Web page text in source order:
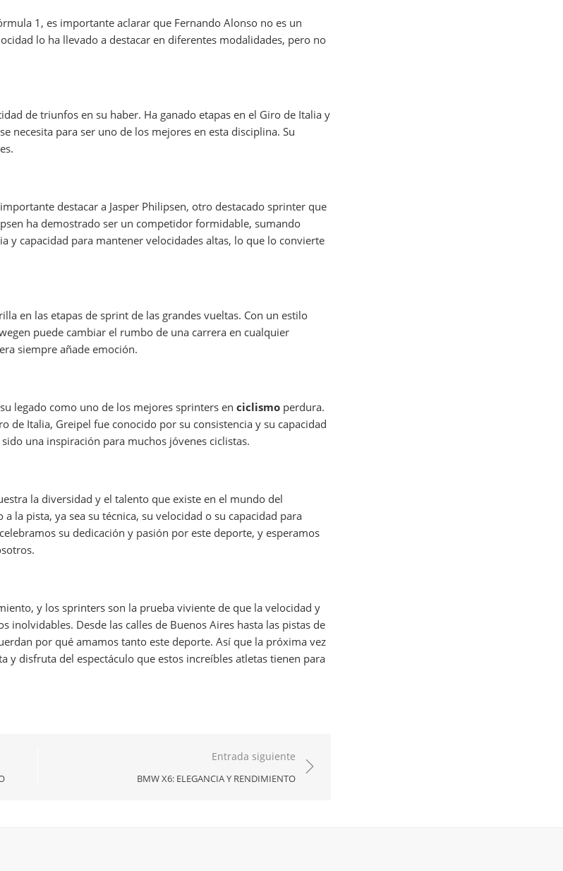
1, es importante aclarar que Fernando Alonso no es un
lo ha llevado a destacar en diferentes modalidades, pero no
de triunfos en su haber. Ha ganado etapas en el Giro de Italia y
necesita para ser uno de los mejores en esta disciplina. Su
destacar a Jasper Philipsen, otro destacado sprinter que
ha demostrado ser un competidor formidable, sumando
y capacidad para mantener velocidades altas, lo que lo convierte
en las etapas de sprint de las grandes vueltas. Con un estilo
puede cambiar el rumbo de una carrera en cualquier
siempre añade emoción.
legado como uno de los mejores sprinters en ciclismo perdura.
de Italia, Greipel fue conocido por su consistencia y su capacidad
una inspiración para muchos jóvenes ciclistas.
la diversidad y el talento que existe en el mundo del
la pista, ya sea su técnica, su velocidad o su capacidad para
su dedicación y pasión por este deporte, y esperamos
y los sprinters son la prueba viviente de que la velocidad y
inolvidables. Desde las calles de Buenos Aires hasta las pistas de
por qué amamos tanto este deporte. Así que la próxima vez
y disfruta del espectáculo que estos increíbles atletas tienen para
Entrada siguiente
BMW X6: ELEGANCIA Y RENDIMIENTO